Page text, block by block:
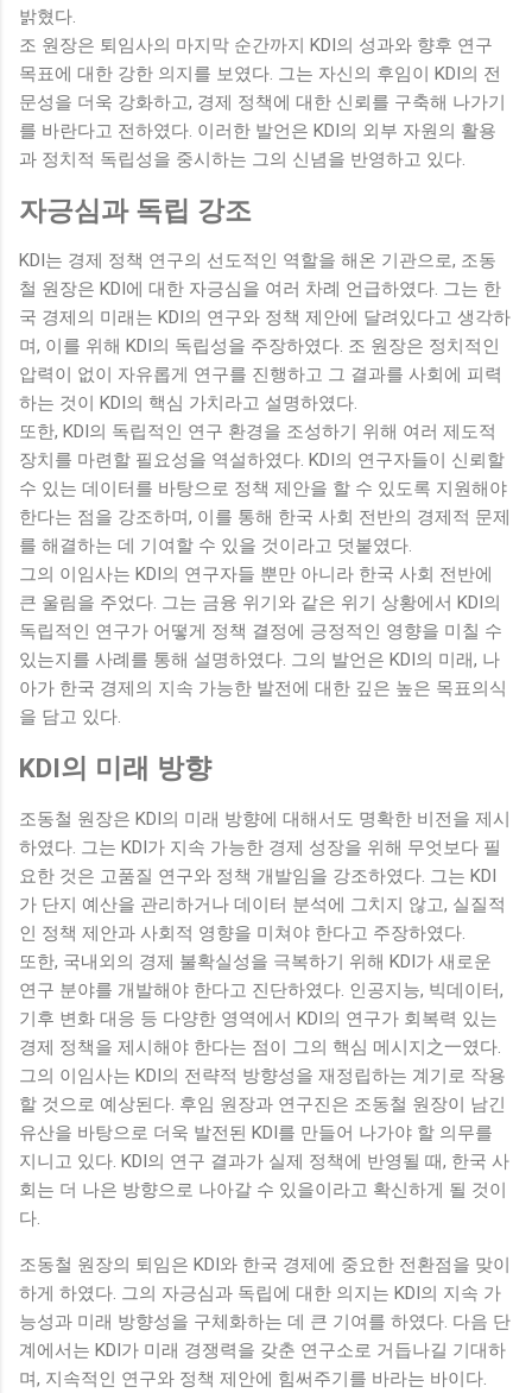
밝혔다.
조 원장은 퇴임사의 마지막 순간까지 KDI의 성과와 향후 연구
목표에 대한 강한 의지를 보였다. 그는 자신의 후임이 KDI의 전
문성을 더욱 강화하고, 경제 정책에 대한 신뢰를 구축해 나가기
를 바란다고 전하였다. 이러한 발언은 KDI의 외부 자원의 활용
과 정치적 독립성을 중시하는 그의 신념을 반영하고 있다.
자긍심과 독립 강조
KDI는 경제 정책 연구의 선도적인 역할을 해온 기관으로, 조동
철 원장은 KDI에 대한 자긍심을 여러 차례 언급하였다. 그는 한
국 경제의 미래는 KDI의 연구와 정책 제안에 달려있다고 생각하
며, 이를 위해 KDI의 독립성을 주장하였다. 조 원장은 정치적인
압력이 없이 자유롭게 연구를 진행하고 그 결과를 사회에 피력
하는 것이 KDI의 핵심 가치라고 설명하였다.
또한, KDI의 독립적인 연구 환경을 조성하기 위해 여러 제도적
장치를 마련할 필요성을 역설하였다. KDI의 연구자들이 신뢰할
수 있는 데이터를 바탕으로 정책 제안을 할 수 있도록 지원해야
한다는 점을 강조하며, 이를 통해 한국 사회 전반의 경제적 문제
를 해결하는 데 기여할 수 있을 것이라고 덧붙였다.
그의 이임사는 KDI의 연구자들 뿐만 아니라 한국 사회 전반에
큰 울림을 주었다. 그는 금융 위기와 같은 위기 상황에서 KDI의
독립적인 연구가 어떻게 정책 결정에 긍정적인 영향을 미칠 수
있는지를 사례를 통해 설명하였다. 그의 발언은 KDI의 미래, 나
아가 한국 경제의 지속 가능한 발전에 대한 깊은 높은 목표의식
을 담고 있다.
KDI의 미래 방향
조동철 원장은 KDI의 미래 방향에 대해서도 명확한 비전을 제시
하였다. 그는 KDI가 지속 가능한 경제 성장을 위해 무엇보다 필
요한 것은 고품질 연구와 정책 개발임을 강조하였다. 그는 KDI
가 단지 예산을 관리하거나 데이터 분석에 그치지 않고, 실질적
인 정책 제안과 사회적 영향을 미쳐야 한다고 주장하였다.
또한, 국내외의 경제 불확실성을 극복하기 위해 KDI가 새로운
연구 분야를 개발해야 한다고 진단하였다. 인공지능, 빅데이터,
기후 변화 대응 등 다양한 영역에서 KDI의 연구가 회복력 있는
경제 정책을 제시해야 한다는 점이 그의 핵심 메시지之一였다.
그의 이임사는 KDI의 전략적 방향성을 재정립하는 계기로 작용
할 것으로 예상된다. 후임 원장과 연구진은 조동철 원장이 남긴
유산을 바탕으로 더욱 발전된 KDI를 만들어 나가야 할 의무를
지니고 있다. KDI의 연구 결과가 실제 정책에 반영될 때, 한국 사
회는 더 나은 방향으로 나아갈 수 있을이라고 확신하게 될 것이
다.
조동철 원장의 퇴임은 KDI와 한국 경제에 중요한 전환점을 맞이
하게 하였다. 그의 자긍심과 독립에 대한 의지는 KDI의 지속 가
능성과 미래 방향성을 구체화하는 데 큰 기여를 하였다. 다음 단
계에서는 KDI가 미래 경쟁력을 갖춘 연구소로 거듭나길 기대하
며, 지속적인 연구와 정책 제안에 힘써주기를 바라는 바이다.